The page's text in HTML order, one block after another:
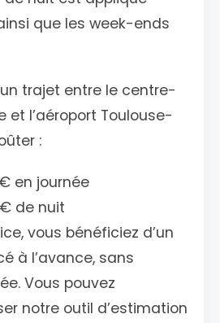
que les week-ends
trajet entre le centre-
et l’aéroport Toulouse-
:
en journée
de nuit
vous bénéficiez d’un
à l’avance, sans
Vous pouvez
notre outil d’estimation